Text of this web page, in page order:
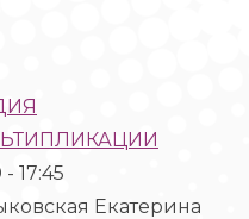
- 17:45
Екатерина